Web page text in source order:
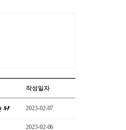
작성일자
2023-02-07
2023-02-06